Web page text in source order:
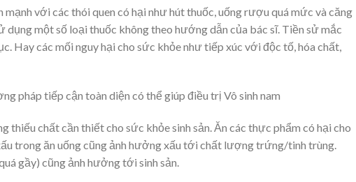
mạnh với các thói quen có hại như hút thuốc, uống rượu quá mức và căng
một số loại thuốc không theo hướng dẫn của bác sĩ. Tiền sử mắc
Hay các mối nguy hại cho sức khỏe như tiếp xúc với độc tố, hóa chất,
pháp tiếp cận toàn diện có thể giúp điều trị Vô sinh nam
thiếu chất cần thiết cho sức khỏe sinh sản. Ăn các thực phẩm có hại cho
trong ăn uống cũng ảnh hưởng xấu tới chất lượng trứng/tinh trùng.
gầy) cũng ảnh hưởng tới sinh sản.